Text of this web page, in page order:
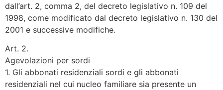
dall’art. 2, comma 2, del decreto legislativo n. 109 del
1998, come modificato dal decreto legislativo n. 130 del
2001 e successive modifiche.
Art. 2.
Agevolazioni per sordi
1. Gli abbonati residenziali sordi e gli abbonati
residenziali nel cui nucleo familiare sia presente un